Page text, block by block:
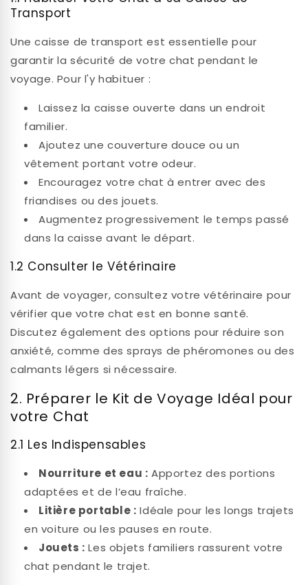
Transport
Une caisse de transport est essentielle pour
garantir la sécurité de votre chat pendant le
voyage. Pour l'y habituer :
Laissez la caisse ouverte dans un endroit
familier.
Ajoutez une couverture douce ou un
vêtement portant votre odeur.
Encouragez votre chat à entrer avec des
friandises ou des jouets.
Augmentez progressivement le temps passé
dans la caisse avant le départ.
1.2 Consulter le Vétérinaire
Avant de voyager, consultez votre vétérinaire pour
vérifier que votre chat est en bonne santé.
Discutez également des options pour réduire son
anxiété, comme des sprays de phéromones ou des
calmants légers si nécessaire.
2. Préparer le Kit de Voyage Idéal pour
votre Chat
2.1 Les Indispensables
Nourriture et eau : Apportez des portions
adaptées et de l’eau fraîche.
Litière portable : Idéale pour les longs trajets
en voiture ou les pauses en route.
Jouets : Les objets familiers rassurent votre
chat pendant le trajet.